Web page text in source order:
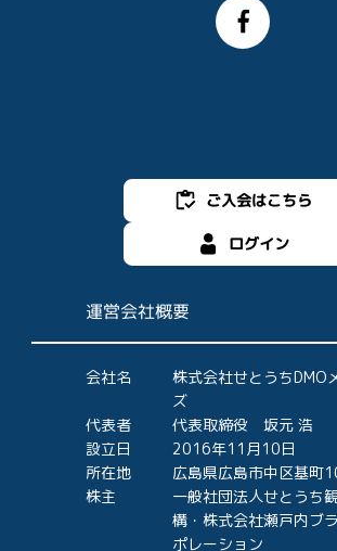
ご入会はこちら
ログイン
運営会社概要
会社名
株式会社せとうちDMO
ズ
代表者
代表取締役 坂元 浩
設立日
2016年11月10日
所在地
広島県広島市中区基町
株主
一般社団法人せとうち
構・株式会社瀬戸内ブ
ポレーション